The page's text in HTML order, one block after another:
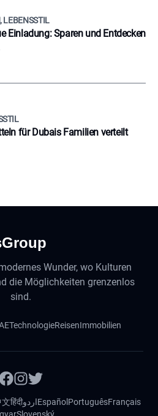
LEBENSSTIL
Einladung: Sparen und Entdecken
für Dubais Familien verteilt
Wunder, wo Kulturen
die Möglichkeiten grenzenlos
sind.
TechnologieReisenImmobilien
हिंदीاردوEspañol PortuguêsFrançais